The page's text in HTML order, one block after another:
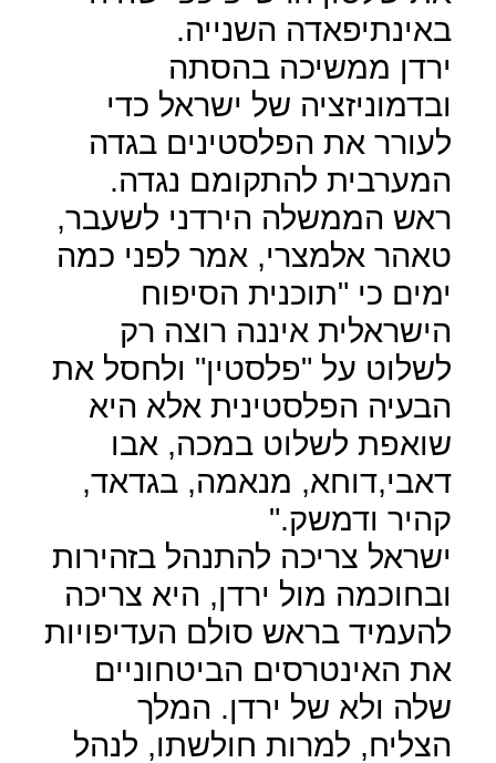
באינתיפאדה השנייה.
ירדן ממשיכה בהסתה
ובדמוניזציה של ישראל כדי
לעורר את הפלסטינים בגדה
המערבית להתקומם נגדה.
ראש הממשלה הירדני לשעבר,
טאהר אלמצרי, אמר לפני כמה
ימים כי "תוכנית הסיפוח
הישראלית איננה רוצה רק
לשלוט על "פלסטין" ולחסל את
הבעיה הפלסטינית אלא היא
שואפת לשלוט במכה, אבו
דאבי,דוחא, מנאמה, בגדאד,
קהיר ודמשק."
ישראל צריכה להתנהל בזהירות
ובחוכמה מול ירדן, היא צריכה
להעמיד בראש סולם העדיפויות
את האינטרסים הביטחוניים
שלה ולא של ירדן. המלך
הצליח, למרות חולשתו, לנהל